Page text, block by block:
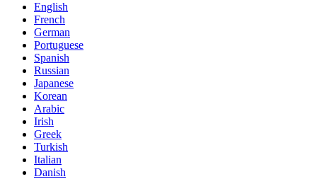
English
French
German
Portuguese
Spanish
Russian
Japanese
Korean
Arabic
Irish
Greek
Turkish
Italian
Danish